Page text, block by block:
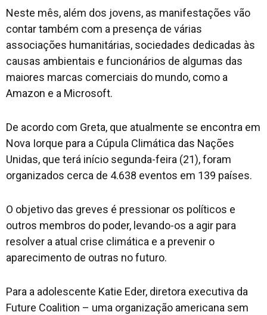
Neste mês, além dos jovens, as manifestações vão
contar também com a presença de várias
associações humanitárias, sociedades dedicadas às
causas ambientais e funcionários de algumas das
maiores marcas comerciais do mundo, como a
Amazon e a Microsoft.
De acordo com Greta, que atualmente se encontra em
Nova Iorque para a Cúpula Climática das Nações
Unidas, que terá início segunda-feira (21), foram
organizados cerca de 4.638 eventos em 139 países.
O objetivo das greves é pressionar os políticos e
outros membros do poder, levando-os a agir para
resolver a atual crise climática e a prevenir o
aparecimento de outras no futuro.
Para a adolescente Katie Eder, diretora executiva da
Future Coalition – uma organização americana sem